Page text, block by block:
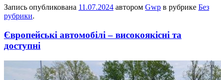
Запись опубликована 11.07.2024 автором Gwp в рубрике Без
рубрики.
Європейські автомобілі – високоякісні та
доступні